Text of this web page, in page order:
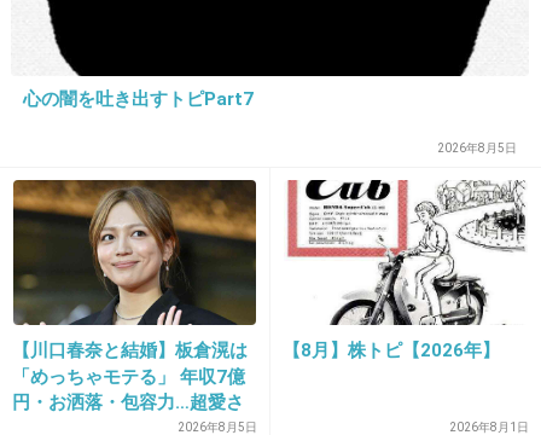
よね
支持層はどこなんだろうか
16. 匿名 2018/11/16(金) 10:48:08
8 mileのリメイクするのかと思ったらパクリ？
心の闇を吐き出すトピPart7
2026年8月5日
【川口春奈と結婚】板倉滉は
「めっちゃモテる」 年収7億
円・お洒落・包容力…超愛さ
2026年8月5日
【8月】株トピ【2026年】
2026年8月1日